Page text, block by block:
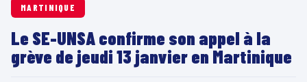
MARTINIQUE
Le SE-UNSA confirme son appel à la
grève de jeudi 13 janvier en Martinique